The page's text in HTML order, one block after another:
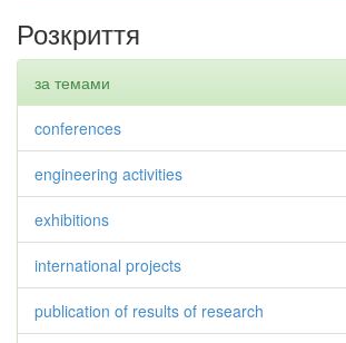
Розкриття
за темами
conferences
engineering activities
exhibitions
international projects
publication of results of research